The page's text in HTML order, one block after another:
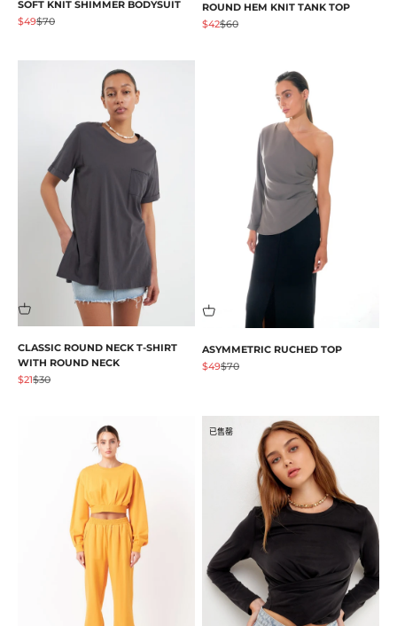
SOFT KNIT SHIMMER BODYSUIT
促销价格
$49原价
$70
ROUND HEM KNIT TANK TOP
促销价格
$42原价
$60
CLASSIC ROUND NECK T-SHIRT
WITH ROUND NECK
促销价格
$21原价
$30
ASYMMETRIC RUCHED TOP
促销价格
$49原价
$70
已售罄